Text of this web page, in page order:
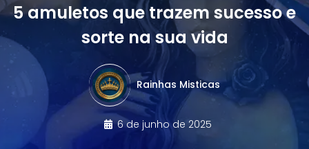
5 amuletos que trazem sucesso e
sorte na sua vida
Rainhas Misticas
6 de junho de 2025